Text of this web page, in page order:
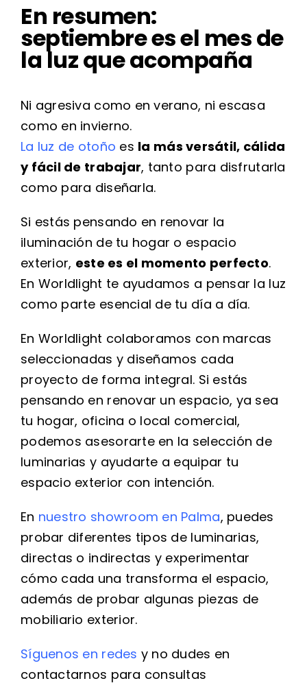
En resumen:
septiembre es el mes de
la luz que acompaña
Ni agresiva como en verano, ni escasa
como en invierno.
La luz de otoño es la más versátil, cálida
y fácil de trabajar, tanto para disfrutarla
como para diseñarla.
Si estás pensando en renovar la
iluminación de tu hogar o espacio
exterior, este es el momento perfecto.
En Worldlight te ayudamos a pensar la luz
como parte esencial de tu día a día.
En Worldlight colaboramos con marcas
seleccionadas y diseñamos cada
proyecto de forma integral. Si estás
pensando en renovar un espacio, ya sea
tu hogar, oficina o local comercial,
podemos asesorarte en la selección de
luminarias y ayudarte a equipar tu
espacio exterior con intención.
En nuestro showroom en Palma, puedes
probar diferentes tipos de luminarias,
directas o indirectas y experimentar
cómo cada una transforma el espacio,
además de probar algunas piezas de
mobiliario exterior.
Síguenos en redes y no dudes en
contactarnos para consultas